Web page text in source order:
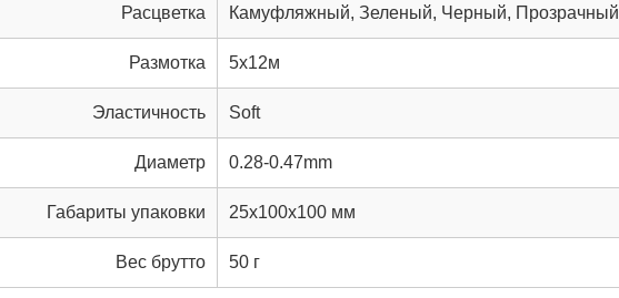
Расцветка Камуфляжный, Зеленый, Черный, Прозрачный
Размотка 5x12м
Эластичность Soft
Диаметр 0.28-0.47mm
Габариты упаковки 25x100x100 мм
Вес брутто 50 г